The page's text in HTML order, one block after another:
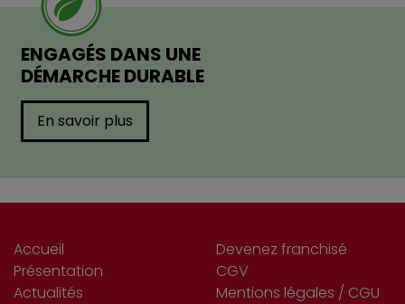
ENGAGÉS DANS UNE
DÉMARCHE DURABLE
En savoir plus
Accueil
Présentation
Actualités
Devenez franchisé
CGV
Mentions légales / CGU